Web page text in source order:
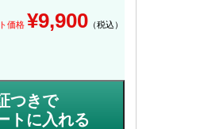
価格 ¥9,900 （税込）
つきで
トに入れる